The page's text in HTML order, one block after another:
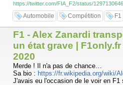
https://twitter.com/FIA_F2/status/
Automobile Compétition F1
F1 - Alex Zanardi
un état grave |
2020
Merde ! Il n'a pas de chance…
Sa bio : https://fr.wikipedia.org/wiki/
J'avais eu l'occasion de le voir en F1